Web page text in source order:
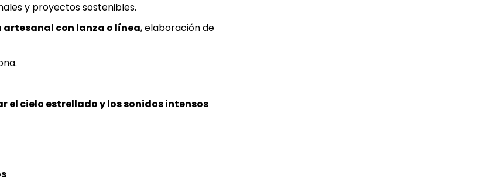
y proyectos sostenibles.
artesanal con lanza o línea, elaboración de
el cielo estrellado y los sonidos intensos